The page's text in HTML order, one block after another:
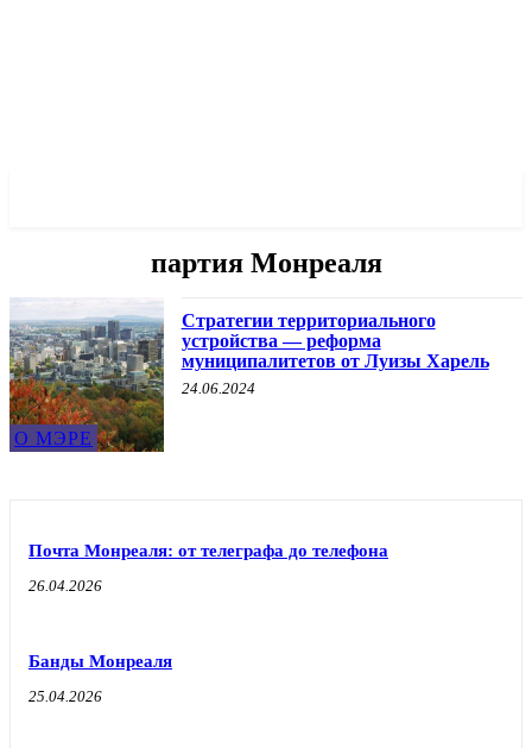
партия Монреаля
О МЭРЕ
Стратегии территориального
устройства — реформа
муниципалитетов от Луизы Харель
24.06.2024
Почта Монреаля: от телеграфа до телефона
26.04.2026
Банды Монреаля
25.04.2026